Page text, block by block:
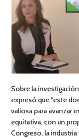
Sobre la
expresó que “este
valiosa para avanzar
equitativa, con un
Congreso, la